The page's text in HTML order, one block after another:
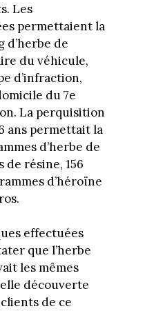
Les
permettaient la
d’herbe de
du véhicule,
d’infraction,
du 7e
La perquisition
ans permettait la
d’herbe de
de résine, 156
d’héroïne
effectuées
que l’herbe
les mêmes
découverte
de ce